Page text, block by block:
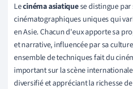
Lecinéma asiatiquese distingue par
cinématographiques uniques qui
en Asie. Chacun d'eux apporte sa
et narrative, influencée par sa
ensemble de techniques fait du
important sur la scène
diversifié et appréciant la richesse